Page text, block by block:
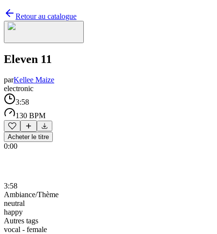
Retour au catalogue
Eleven 11
parKellee Maize
electronic
3:58
130 BPM
Acheter le titre
0:00
3:58
Ambiance/Thème
neutral
happy
Autres tags
vocal - female